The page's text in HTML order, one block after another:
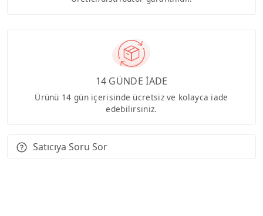
14 GÜNDE İADE
Ürünü 14 gün içerisinde ücretsiz ve kolayca iade
edebilirsiniz.
Satıcıya Soru Sor